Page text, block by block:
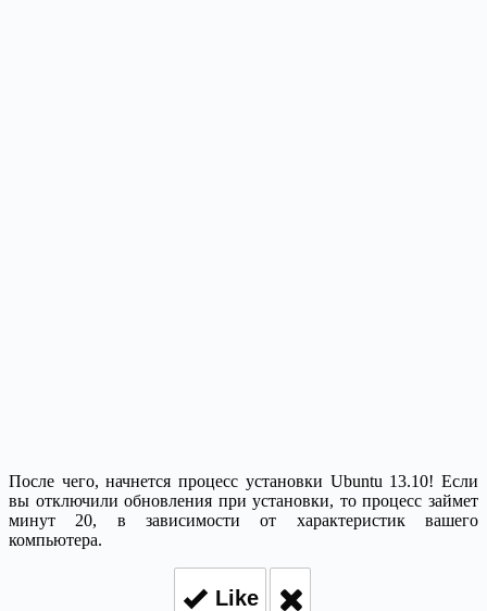
После чего, начнется процесс установки Ubuntu 13.10! Если
вы отключили обновления при установки, то процесс займет
минут 20, в зависимости от характеристик вашего
компьютера.
Like